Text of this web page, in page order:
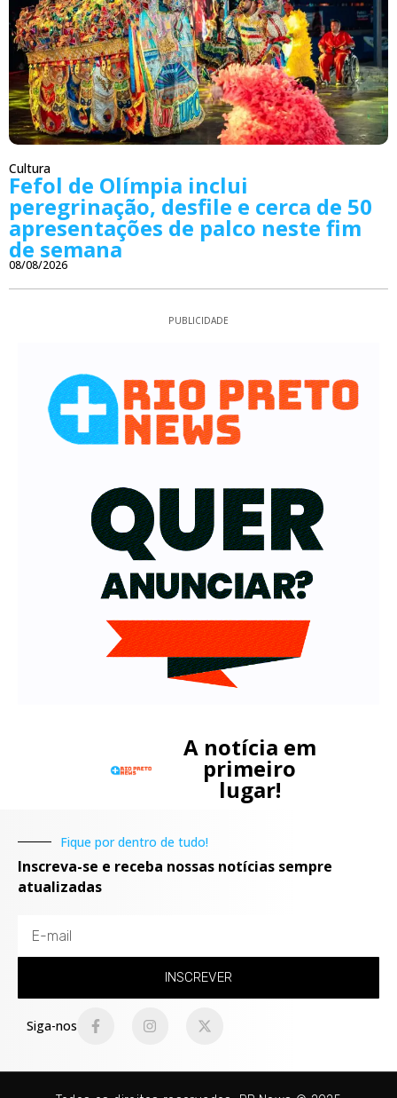
Cultura
Fefol de Olímpia inclui
peregrinação, desfile e cerca de 50
apresentações de palco neste fim
de semana
08/08/2026
PUBLICIDADE
A notícia em
primeiro
lugar!
Fique por dentro de tudo!
Inscreva-se e receba nossas notícias sempre
atualizadas
INSCREVER
Siga-nos